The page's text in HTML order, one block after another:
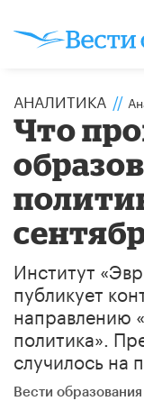
АНАЛИТИКА //
Что
Институт
публикует
направлению
политика».
случилось на
Вести образования